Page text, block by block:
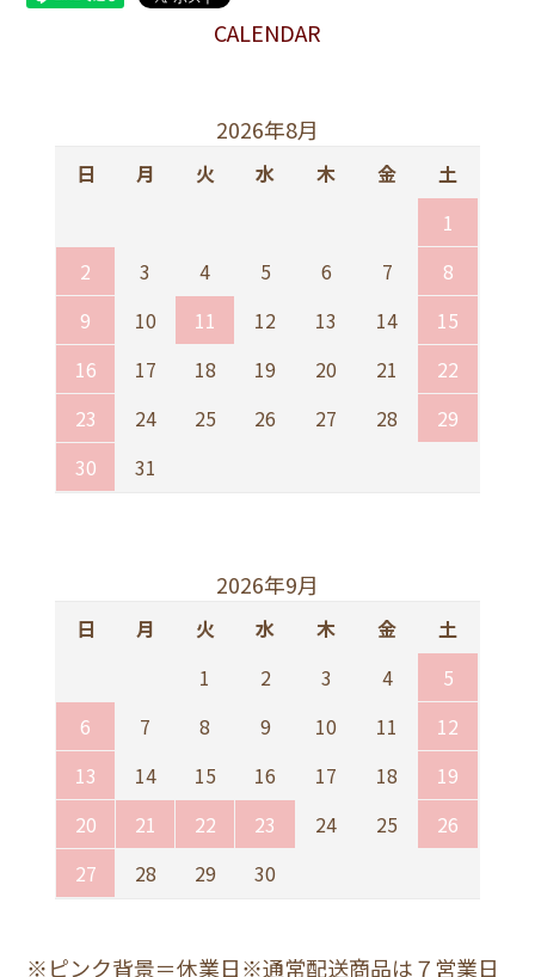
CALENDAR
2026年8月
日 月 火 水 木 金
土
1
2
3 4 5 6 7
8
9
10 11 12 13 14
15
16
17 18 19 20 21
22
23
24 25 26 27 28
29
30
31
2026年9月
日 月 火 水 木 金
土
1
2 3 4
5
6
7 8 9 10 11
12
13
14 15 16 17 18
19
20
21 22 23 24 25
26
27
28 29 30
※ピンク背景＝休業日※通常配送商品は７営業日